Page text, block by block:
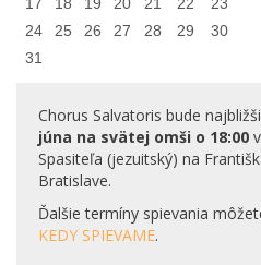
24
25 26 27 28 29
30
31
Chorus Salvatoris bude
júna na svätej omši o 18:00
Spasiteľa (jezuitský) na
Bratislave.
Ďalšie termíny spievania
KEDY SPIEVAME.